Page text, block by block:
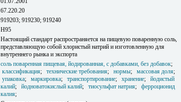
67.220.20
919203; 919230; 919240
Н95
Настоящий стандарт распространяется на пищевую поваренную соль,
представляющую собой хлористый натрий и изготовленную для
внутреннего рынка и экспорта
соль поваренная пищевая, йодированная, с добавками, без добавок;
классификация; технические требования; нормы; массовая доля;
упаковка; маркировка; транспортирование; хранение; йодистый
калий; йодноватокислый калий; тиосульфат натрия; ферроционид
калия;